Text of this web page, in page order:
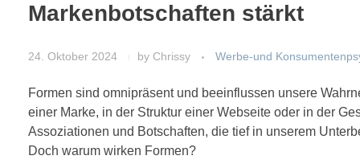
Markenbotschaften stärkt
24. Oktober 2024 by Chrissy Werbe-und
Formen sind omnipräsent und beeinflussen unsere
einer Marke, in der Struktur einer Webseite oder in der
Assoziationen und Botschaften, die tief in unserem
Doch warum wirken Formen?